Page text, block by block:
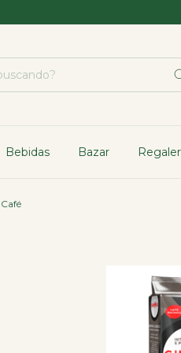
Bebidas Bazar
Café